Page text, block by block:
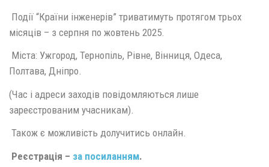
Події “Країни інженерів” триватимуть протягом трьох
місяців – з серпня по жовтень 2025.
Міста: Ужгород, Тернопіль, Рівне, Вінниця, Одеса,
Полтава, Дніпро.
(Час і адреси заходів повідомляються лише
зареєстрованим учасникам).
Також є можливість долучитись онлайн.
Реєстрація – за посиланням.